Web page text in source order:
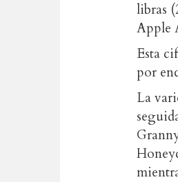
libras
Apple
Esta
por
La